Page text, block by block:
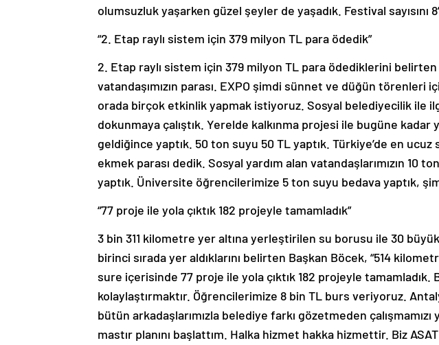
olumsuzluk yaşarken güzel şeyler de yaşadık. Festival sayısını
“2. Etap raylı sistem için 379 milyon TL para ödedik”
2. Etap raylı sistem için 379 milyon TL para ödediklerini
vatandaşımızın parası. EXPO şimdi sünnet ve düğün törenleri
orada birçok etkinlik yapmak istiyoruz. Sosyal belediyecilik ile
dokunmaya çalıştık. Yerelde kalkınma projesi ile bugüne kadar
geldiğince yaptık. 50 ton suyu 50 TL yaptık. Türkiye’de en
ekmek parası dedik. Sosyal yardım alan vatandaşlarımızın 10
yaptık. Üniversite öğrencilerimize 5 ton suyu bedava yaptık,
“77 proje ile yola çıktık 182 projeyle tamamladık”
3 bin 311 kilometre yer altına yerleştirilen su borusu ile 30
birinci sırada yer aldıklarını belirten Başkan Böcek, “514
sure içerisinde 77 proje ile yola çıktık 182 projeyle tamamladık.
kolaylaştırmaktır. Öğrencilerimize 8 bin TL burs veriyoruz.
bütün arkadaşlarımızla belediye farkı gözetmeden çalışmamızı
mastır planını başlattım. Halka hizmet hakka hizmettir. Biz